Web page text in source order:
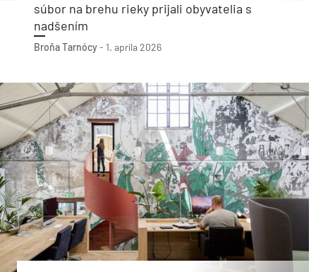
súbor na brehu rieky prijali obyvatelia s
nadšením
Broňa Tarnócy- 1. apríla 2026